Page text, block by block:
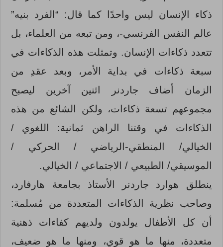
ذكاء الإنسان ليس واحدًا كما قال: “الفرد بنيه”
عالم النفس الفرنسي-، ومن تبعه من العلماء، بل
تتعدد ذكاءات الإنسان. وتمثلت هذه الذكاءات في
سبعة ذكاءات في بداية الأمر، وبعد عقدِ من
الزمان أضاف جاردنر اثنين آخرين ليصبح
مجموعهم تسعة ذكاءات، ولكن الشائع من هذه
الذكاءات في وقتنا الراهن ثمانية: اللغوي /
الخيالي/ المنطقي-الرياضي / الحركي /
الموسيقي/ الطبيعي / الاجتماعي / الخيالي.
ينطلق هوارد جاردنر الأستاذ بجامعة هارفارد،
وصاحب نظرية الذكاءات المتعددة من مُسلمة:
أن كل الأطفال يولدون ولديهم كفاءات ذهنية
متعددة، منها ما هو قوي، ومنها ما هو ضعيف،